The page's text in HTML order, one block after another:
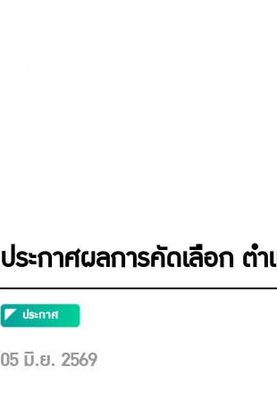
ประกาศผลการคัดเลือก ต
ประกาศ
05 มิ.ย. 2569